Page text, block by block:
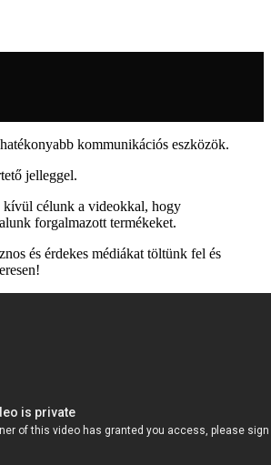
kommunikációs eszközök.
jelleggel.
kívül célunk a videokkal, hogy
forgalmazott termékeket.
és érdekes médiákat töltünk fel és